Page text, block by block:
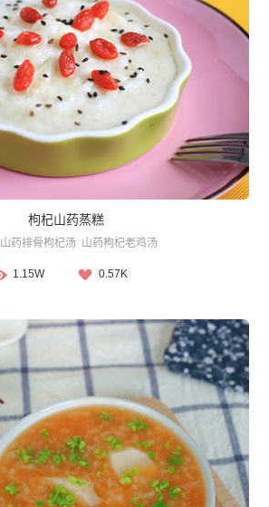
枸杞山药蒸糕
山药排骨枸杞汤 山药枸杞老鸡汤
1.15W 0.57K